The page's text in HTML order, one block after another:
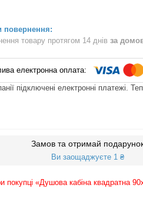
товару протягом 14 днів за
підключені електронні платежі.
Замов та отримай
Ви заощаджуєте 1 ₴
«Душова кабіна квадратна